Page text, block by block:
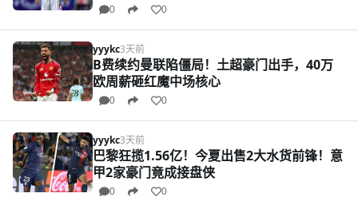
0 0
yyykc3天前
B费续约曼联陷僵局！土超豪门出手，40万
欧周薪砸红魔中场核心
0 0
yyykc3天前
巴黎狂揽1.56亿！今夏出售2大水货前锋！意
甲2家豪门竟成接盘侠
0 0